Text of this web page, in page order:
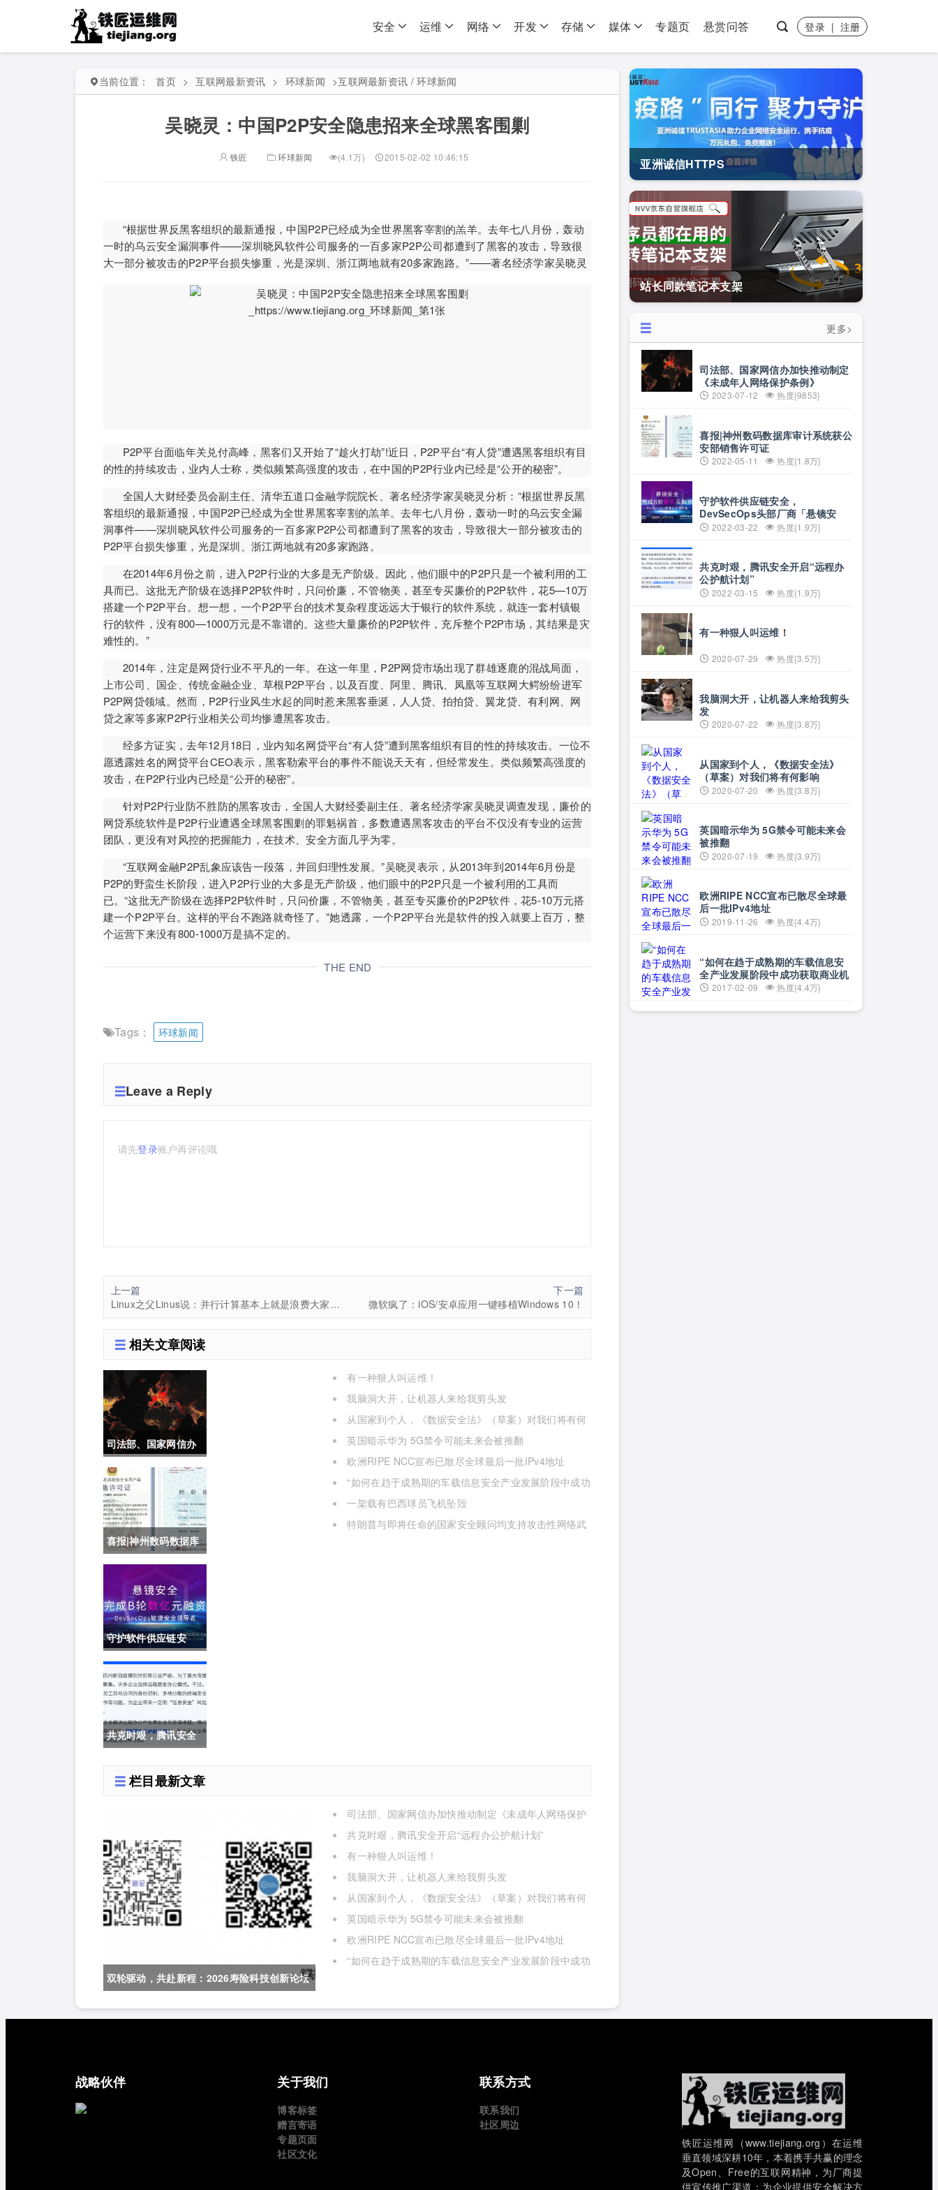
安全 运维 网络 开发 存储 媒体 专题页 悬赏问答 登录 | 注册
当前位置： 首页 > 互联网最新资讯 > 环球新闻 >互联网最新资讯 / 环球新闻
吴晓灵：中国P2P安全隐患招来全球黑客围剿
铁匠 环球新闻 (4.1万) 2015-02-02 10:46:15
“根据世界反黑客组织的最新通报，中国P2P已经成为全世界黑客宰割的羔羊。去年七八月份，轰动
一时的乌云安全漏洞事件——深圳晓风软件公司服务的一百多家P2P公司都遭到了黑客的攻击，导致很
大一部分被攻击的P2P平台损失惨重，光是深圳、浙江两地就有20多家跑路。”——著名经济学家吴晓灵
P2P平台面临年关兑付高峰，黑客们又开始了“趁火打劫”!近日，P2P平台“有人贷”遭遇黑客组织有目
的性的持续攻击，业内人士称，类似频繁高强度的攻击，在中国的P2P行业内已经是“公开的秘密”。
全国人大财经委员会副主任、清华五道口金融学院院长、著名经济学家吴晓灵分析：“根据世界反黑
客组织的最新通报，中国P2P已经成为全世界黑客宰割的羔羊。去年七八月份，轰动一时的乌云安全漏
洞事件——深圳晓风软件公司服务的一百多家P2P公司都遭到了黑客的攻击，导致很大一部分被攻击的
P2P平台损失惨重，光是深圳、浙江两地就有20多家跑路。
在2014年6月份之前，进入P2P行业的大多是无产阶级。因此，他们眼中的P2P只是一个被利用的工
具而已。这批无产阶级在选择P2P软件时，只问价廉，不管物美，甚至专买廉价的P2P软件，花5—10万
搭建一个P2P平台。想一想，一个P2P平台的技术复杂程度远远大于银行的软件系统，就连一套村镇银
行的软件，没有800—1000万元是不靠谱的。这些大量廉价的P2P软件，充斥整个P2P市场，其结果是灾
难性的。”
2014年，注定是网贷行业不平凡的一年。在这一年里，P2P网贷市场出现了群雄逐鹿的混战局面，
上市公司、国企、传统金融企业、草根P2P平台，以及百度、阿里、腾讯、凤凰等互联网大鳄纷纷进军
P2P网贷领域。然而，P2P行业风生水起的同时惹来黑客垂涎，人人贷、拍拍贷、翼龙贷、有利网、网
贷之家等多家P2P行业相关公司均惨遭黑客攻击。
经多方证实，去年12月18日，业内知名网贷平台“有人贷”遭到黑客组织有目的性的持续攻击。一位不
愿透露姓名的网贷平台CEO表示，黑客勒索平台的事件不能说天天有，但经常发生。类似频繁高强度的
攻击，在P2P行业内已经是“公开的秘密”。
针对P2P行业防不胜防的黑客攻击，全国人大财经委副主任、著名经济学家吴晓灵调查发现，廉价的
网贷系统软件是P2P行业遭遇全球黑客围剿的罪魁祸首，多数遭遇黑客攻击的平台不仅没有专业的运营
团队，更没有对风控的把握能力，在技术、安全方面几乎为零。
“互联网金融P2P乱象应该告一段落，并回归理性发展。”吴晓灵表示，从2013年到2014年6月份是
P2P的野蛮生长阶段，进入P2P行业的大多是无产阶级，他们眼中的P2P只是一个被利用的工具而
已。“这批无产阶级在选择P2P软件时，只问价廉，不管物美，甚至专买廉价的P2P软件，花5-10万元搭
建一个P2P平台。这样的平台不跑路就奇怪了。”她透露，一个P2P平台光是软件的投入就要上百万，整
个运营下来没有800-1000万是搞不定的。
THE END
Tags： 环球新闻
Leave a Reply
请先登录账户再评论哦
上一篇
Linux之父Linus说：并行计算基本上就是浪费大家的时间
下一篇
微软疯了：iOS/安卓应用一键移植Windows 10！
相关文章阅读
司法部、国家网信办
加快推动制定《未成
年人网络保护条例》
喜报|神州数码数据库
审计系统获公安部销
售许可证
守护软件供应链安
全，DevSecOps头
部厂商「悬镜安全」
完成B轮数亿元融资
共克时艰，腾讯安全
划”
有一种狠人叫运维！
我脑洞大开，让机器人来给我剪头发
从国家到个人，《数据安全法》（草案）对我们将有何
影响英国暗示华为 5G禁令可能未来会被推翻
欧洲RIPE NCC宣布已散尽全球最后一批IPv4地址
“如何在趋于成熟期的车载信息安全产业发展阶段中成功
获取商业机遇”
一架载有巴西球员飞机坠毁
特朗普与即将任命的国家安全顾问均支持攻击性网络武
栏目最新文章
双轮驱动，共赴新程：2026寿险科技创新论坛
司法部、国家网信办加快推动制定《未成年人网络保护
条例》
共克时艰，腾讯安全开启“远程办公护航计划”
有一种狠人叫运维！
我脑洞大开，让机器人来给我剪头发
从国家到个人，《数据安全法》（草案）对我们将有何
影响英国暗示华为 5G禁令可能未来会被推翻
欧洲RIPE NCC宣布已散尽全球最后一批IPv4地址
“如何在趋于成熟期的车载信息安全产业发展阶段中成功
亚洲诚信HTTPS
站长同款笔记本支架
更多>
司法部、国家网信办加快推动制定
《未成年人网络保护条例》
2023-07-12 热度{9853}
喜报|神州数码数据库审计系统获公
安部销售许可证
2022-05-11 热度{1.8万}
守护软件供应链安全，
DevSecOps头部厂商「悬镜安
全」完成B轮数亿元融资
2022-03-22 热度{1.9万}
共克时艰，腾讯安全开启“远程办
公护航计划”
2022-03-15 热度{1.9万}
有一种狠人叫运维！
2020-07-29 热度{3.5万}
我脑洞大开，让机器人来给我剪头
发
2020-07-22 热度{3.8万}
从国家到个人，《数据安全法》
（草案）对我们将有何影响
2020-07-20 热度{3.8万}
英国暗示华为 5G禁令可能未来会
被推翻
2020-07-19 热度{3.9万}
欧洲RIPE NCC宣布已散尽全球最
后一批IPv4地址
2019-11-26 热度{4.4万}
“如何在趋于成熟期的车载信息安
全产业发展阶段中成功获取商业机
遇”2017-02-09 热度{4.4万}
战略伙伴 关于我们
博客标签
赠言寄语
专题页面
社区文化
联系方式
联系我们
社区周边
铁匠运维网（www.tiejiang.org）在运维
垂直领域深耕10年，本着携手共赢的理念
及Open、Free的互联网精神，为厂商提
供宣传推广渠道；为企业提供安全解决方